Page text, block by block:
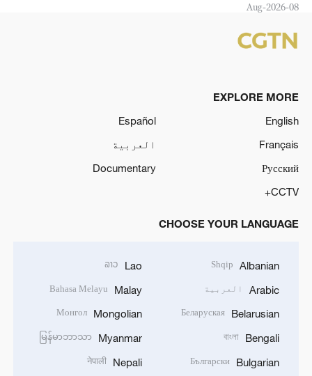
08-Aug-2026
EXPLORE MORE
English
Español
Français
العربية
Русский
Documentary
CCTV+
CHOOSE YOUR LANGUAGE
Albanian
Shqip
Arabic العربية
Belarusian
Беларуская
Bengali
বাংলা
Bulgarian
Български
Lao
ລາວ
Malay
Bahasa Melayu
Mongolian
Монгол
Myanmar
မြန်မာဘာသာ
Nepali
नेपाली